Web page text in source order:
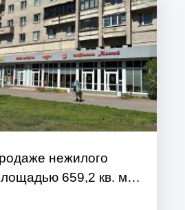
нежилого
659,2 кв. м
Петербург,